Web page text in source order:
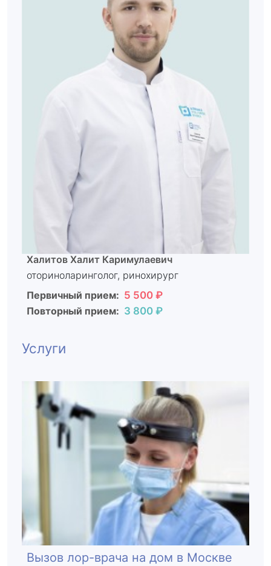
Халитов Халит Каримулаевич
оториноларинголог, ринохирург
Первичный прием: 5 500 ₽
Повторный прием: 3 800 ₽
Услуги
Вызов лор-врача на дом в Москве